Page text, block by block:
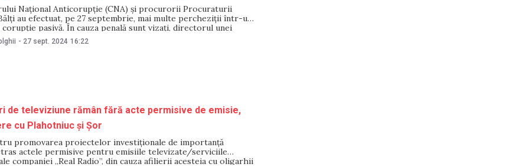
Național Anticorupție (CNA) și procurorii Procuraturii
au efectuat, pe 27 septembrie, mai multe percheziții într-un
pasivă. În cauza penală sunt vizați, directorul unei
funcționari ai Primăriei municipiului Chișinău,
Național de Supraveghere Tehnică (INST) și un
- 27 sept. 2024 16:22
de televiziune rămân fără acte permisive de emisie,
cu Plahotniuc și Șor
promovarea proiectelor investiționale de importanță
actele permisive pentru emisiile televizate/serviciile
companiei „Real Radio”, din cauza afilierii acesteia cu oligarhii